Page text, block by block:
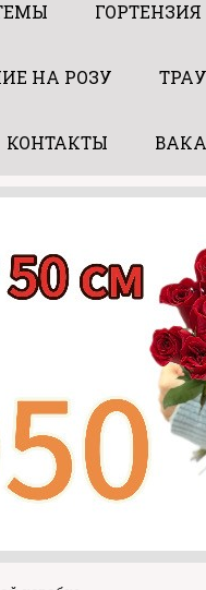
ГОРТЕНЗИЯ
НА РОЗУ
КОНТАКТЫ